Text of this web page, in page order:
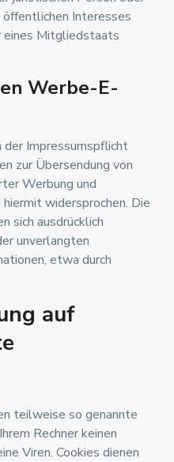
öffentlichen Interesses
eines Mitgliedstaats
Werbe-E-
der Impressumspflicht
zur Übersendung von
Werbung und
widersprochen. Die
sich ausdrücklich
unverlangten
etwa durch
auf
teilweise so genannte
Rechner keinen
Viren. Cookies dienen